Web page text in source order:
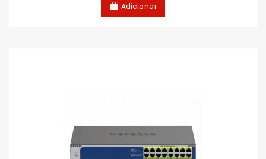
Adicionar